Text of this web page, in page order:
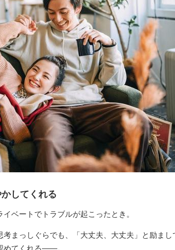
してくれる
ベートでトラブルが起こったとき。
まっしぐらでも、「大丈夫、大丈夫」と励まし
めてくれる――。